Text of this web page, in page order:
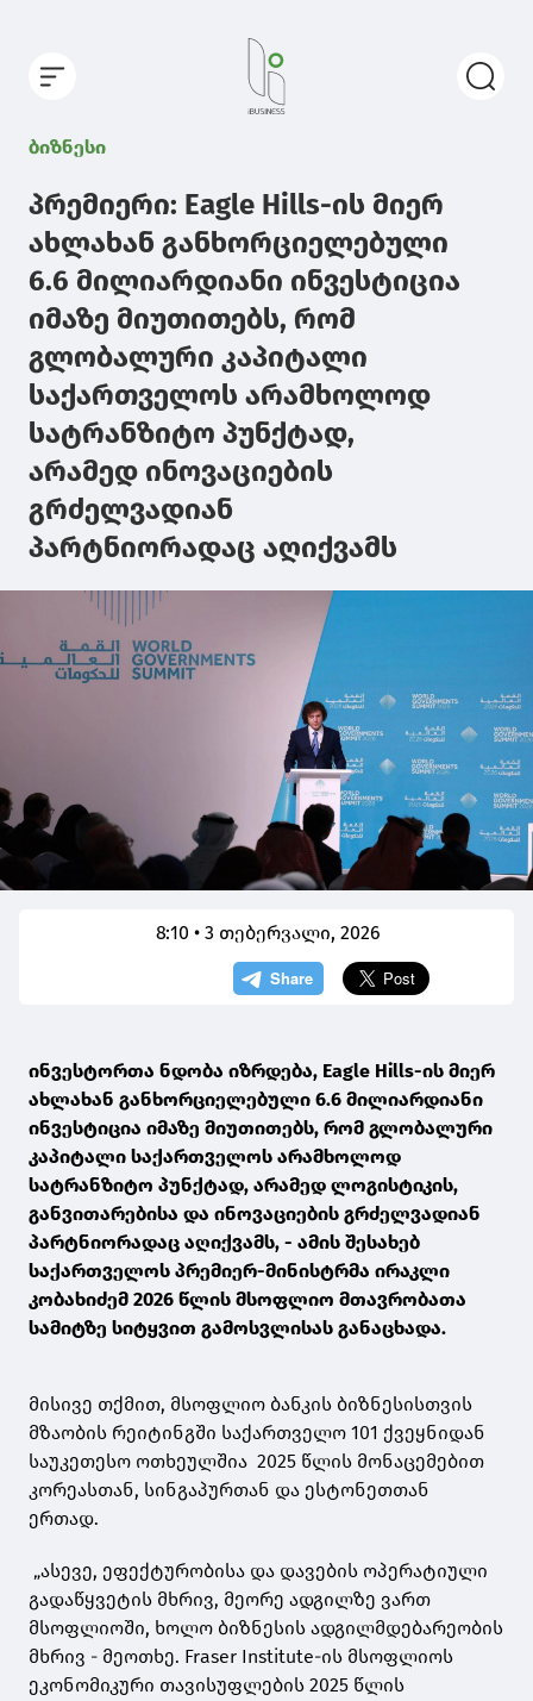
ბიზნესი
პრემიერი: Eagle Hills-ის მიერ
ახლახან განხორციელებული
6.6 მილიარდიანი ინვესტიცია
იმაზე მიუთითებს, რომ
გლობალური კაპიტალი
საქართველოს არამხოლოდ
სატრანზიტო პუნქტად,
არამედ ინოვაციების
გრძელვადიან
პარტნიორადაც აღიქვამს
8:10 • 3 თებერვალი, 2026
ინვესტორთა ნდობა იზრდება, Eagle Hills-ის მიერ
ახლახან განხორციელებული 6.6 მილიარდიანი
ინვესტიცია იმაზე მიუთითებს, რომ გლობალური
კაპიტალი საქართველოს არამხოლოდ
სატრანზიტო პუნქტად, არამედ ლოგისტიკის,
განვითარებისა და ინოვაციების გრძელვადიან
პარტნიორადაც აღიქვამს, - ამის შესახებ
საქართველოს პრემიერ-მინისტრმა ირაკლი
კობახიძემ 2026 წლის მსოფლიო მთავრობათა
სამიტზე სიტყვით გამოსვლისას განაცხადა.
მისივე თქმით, მსოფლიო ბანკის ბიზნესისთვის
მზაობის რეიტინგში საქართველო 101 ქვეყნიდან
საუკეთესო ოთხეულშია 2025 წლის მონაცემებით
კორეასთან, სინგაპურთან და ესტონეთთან
ერთად.
„ასევე, ეფექტურობისა და დავების ოპერატიული
გადაწყვეტის მხრივ, მეორე ადგილზე ვართ
მსოფლიოში, ხოლო ბიზნესის ადგილმდებარეობის
მხრივ - მეოთხე. Fraser Institute-ის მსოფლიოს
ეკონომიკური თავისუფლების 2025 წლის